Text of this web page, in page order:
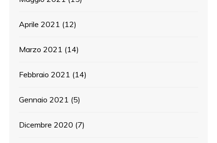
Aprile 2021 (12)
Marzo 2021 (14)
Febbraio 2021 (14)
Gennaio 2021 (5)
Dicembre 2020 (7)